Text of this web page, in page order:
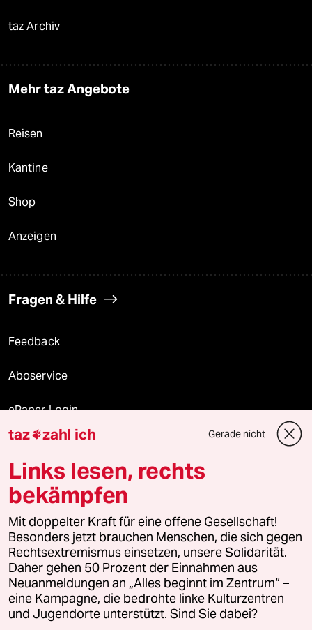
taz Archiv
Mehr taz Angebote
Reisen
Kantine
Shop
Anzeigen
Fragen & Hilfe
Feedback
Aboservice
ePaper Login
Downloads für Abonnierende
© 2026 taz Verlags und Vertriebs GmbH
Alle Rechte vorbehalten. Bei rechtlichen Fragen oder für Genehmigungen
wenden Sie sich bitte an
lizenzen@taz.de
Feedback Redaktionsstatut Kommune-Richtlinien
Leitlinie Informant Datenschutz Impressum AGB
taz zahl ich Gerade nicht
Links lesen, rechts
bekämpfen
Mit doppelter Kraft für eine offene Gesellschaft!
Besonders jetzt brauchen Menschen, die sich gegen
Rechtsextremismus einsetzen, unsere Solidarität.
Daher gehen 50 Prozent der Einnahmen aus
Neuanmeldungen an „Alles beginnt im Zentrum“ –
eine Kampagne, die bedrohte linke Kulturzentren
und Jugendorte unterstützt. Sind Sie dabei?